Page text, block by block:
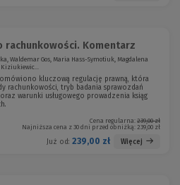
rachunkowości. Komentarz
Waldemar Gos, Maria Hass-Symotiuk, Magdalena
kluczową regulację prawną, która
rachunkowości, tryb badania sprawozdań
warunki usługowego prowadzenia ksiąg
Cena regularna: 239,00 zł
Najniższa cena z 30 dni przed obniżką: 239,00 zł
Już od: 239,00 zł Więcej